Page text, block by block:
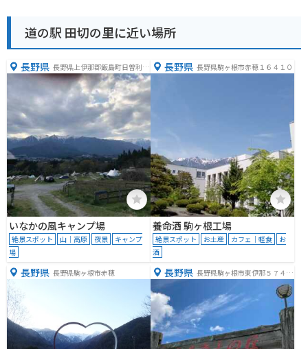
道の駅 田切の里に近い場所
長野県 長野県上伊那郡飯島町日曽利４
３−３
いなかの風キャンプ場
絶景スポット 山｜高原 夜景
キャンプ
場
長野県 長野県駒ヶ根市赤穂１６４１０
養命酒 駒ヶ根工場
絶景スポット お土産 カフェ｜軽食
お
酒
長野県 長野県駒ヶ根市赤穂 長野県 長野県駒ヶ根市東伊那５７４